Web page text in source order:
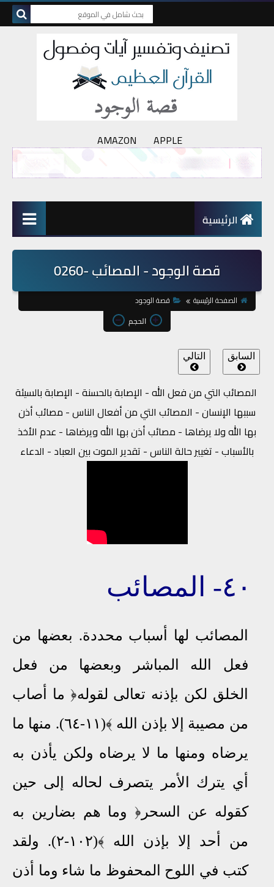
AMAZON APPLE
الرئيسية
قصة الوجود - المصائب -0260
الصفحة الرئيسية
قصة الوجود
الحجم
السابق التالي
المصائب التي من فعل الله - الإصابة بالحسنة - الإصابة بالسيئة
سببها الإنسان - المصائب التي من أفعال الناس - مصائب أذن
بها الله ولا يرضاها - مصائب أذن بها الله ويرضاها - عدم الأخذ
بالأسباب - تغيير حالة الناس - تقدير الموت بين العباد - الدعاء
٤٠- المصائب
المصائب لها أسباب محددة. بعضها من
فعل الله المباشر وبعضها من فعل
الخلق لكن بإذنه تعالى لقوله﴿ ما أصاب
من مصيبة إلا بإذن الله ﴾(١١-٦٤)
. منها ما
يرضاه ومنها ما لا يرضاه ولكن يأذن به
أي يترك الأمر يتصرف لحاله إلى حين
كقوله عن السحر﴿ وما هم بضارين به
من أحد إلا بإذن الله ﴾(١٠٢-٢). ولقد
كتب في اللوح المحفوظ ما شاء وما أذن